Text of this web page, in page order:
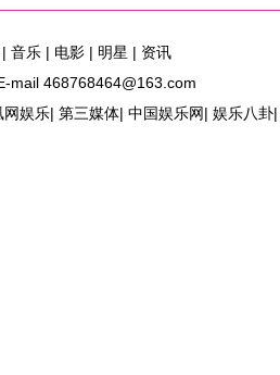
| 音乐 | 电影 | 明星 | 资讯
mail 468768464@163.com
娱乐| 第三媒体| 中国娱乐网| 娱乐八